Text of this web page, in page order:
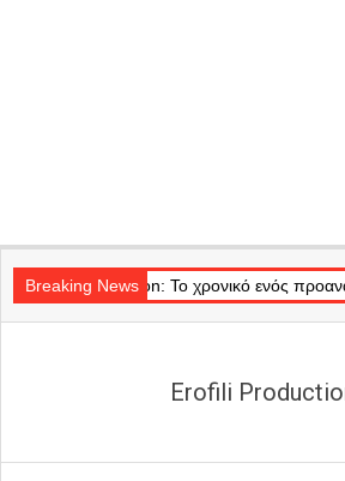
Navigation
Menu
Breaking News
Badminton: Το χρονικό ενός
Erofili